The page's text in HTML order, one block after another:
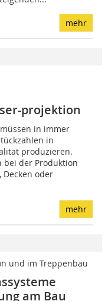
mehr
projektion
in immer
in
produzieren.
bei der Produktion
Decken oder
mehr
und im Treppenbau
am Bau